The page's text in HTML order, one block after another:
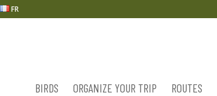
FR
BIRDS ORGANIZE YOUR TRIP ROUTES